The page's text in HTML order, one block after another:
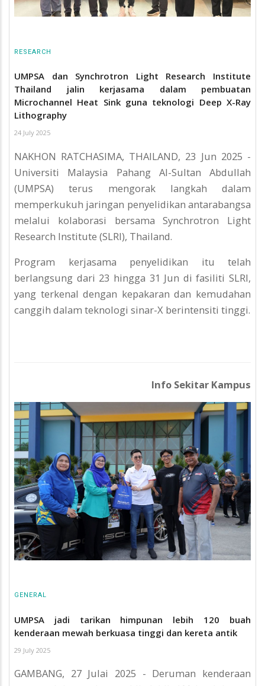
RESEARCH
UMPSA dan Synchrotron Light Research Institute
Thailand jalin kerjasama dalam pembuatan
Microchannel Heat Sink guna teknologi Deep X-Ray
Lithography
24 July 2025
NAKHON RATCHASIMA, THAILAND, 23 Jun 2025 -
Universiti Malaysia Pahang Al-Sultan Abdullah
(UMPSA) terus mengorak langkah dalam
memperkukuh jaringan penyelidikan antarabangsa
melalui kolaborasi bersama Synchrotron Light
Research Institute (SLRI), Thailand.
Program kerjasama penyelidikan itu telah
berlangsung dari 23 hingga 31 Jun di fasiliti SLRI,
yang terkenal dengan kepakaran dan kemudahan
canggih dalam teknologi sinar-X berintensiti tinggi.
Info Sekitar Kampus
GENERAL
UMPSA jadi tarikan himpunan lebih 120 buah
kenderaan mewah berkuasa tinggi dan kereta antik
29 July 2025
GAMBANG, 27 Julai 2025 - Deruman kenderaan